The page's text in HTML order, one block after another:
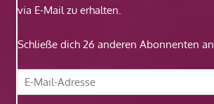
via E-Mail zu erhalten.
Schließe dich 26 anderen Abonnenten an
E-
Mail-